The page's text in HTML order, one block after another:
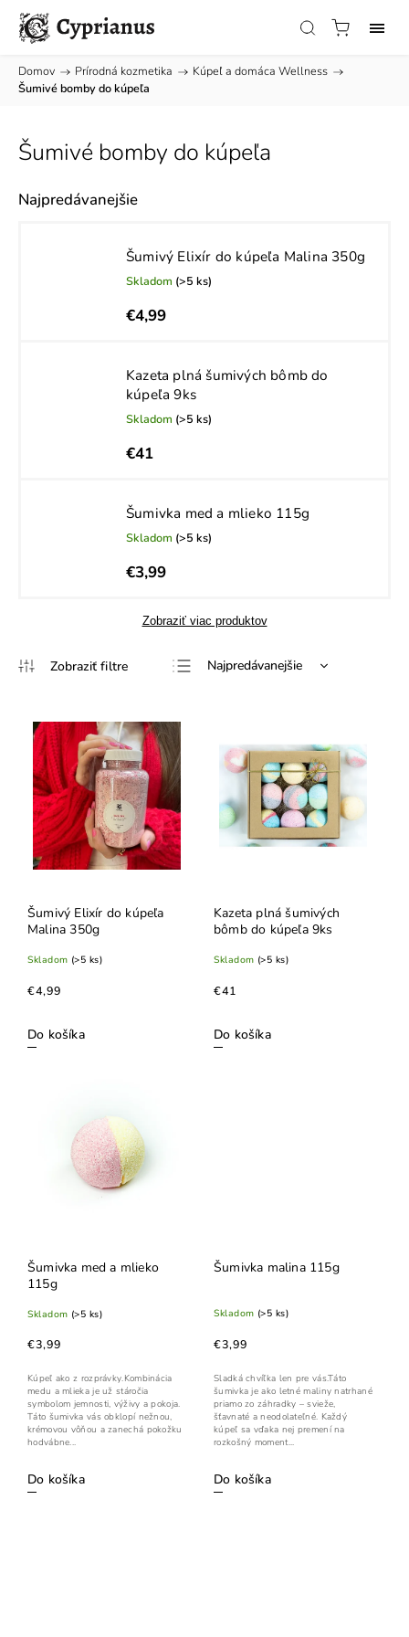
Domov / Prírodná kozmetika / Kúpeľ a domáca Wellness /
Šumivé bomby do kúpeľa
Šumivé bomby do kúpeľa
Najpredávanejšie
Šumivý Elixír do kúpeľa Malina 350g
Skladom (>5 ks)
€4,99
Kazeta plná šumivých bômb do
kúpeľa 9ks
Skladom (>5 ks)
€41
Šumivka med a mlieko 115g
Skladom (>5 ks)
€3,99
Zobraziť viac produktov
Najpredávanejšie
Abecedne
Šumivý Elixír do kúpeľa
Malina 350g
Skladom (>5 ks)
€4,99
Do košíka
Kazeta plná šumivých
bômb do kúpeľa 9ks
Skladom (>5 ks)
€41
Do košíka
Šumivka med a mlieko
115g
Skladom (>5 ks)
€3,99
Do košíka
Kúpeľ ako z rozprávky.Kombinácia
medu a mlieka je už stáročia
symbolom jemnosti, výživy a pokoja.
Táto šumivka vás obklopí nežnou,
krémovou vôňou a zanechá pokožku
hodvábne...
Šumivka malina 115g
Skladom (>5 ks)
€3,99
Do košíka
Sladká chvíľka len pre vás.Táto
šumivka je ako letné maliny natrhané
priamo zo záhradky – svieže,
šťavnaté a neodolateľné. Každý
kúpeľ sa vďaka nej premení na
rozkošný moment...